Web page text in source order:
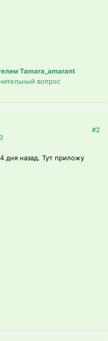
Tamara_amarant
вопрос
#2
назад. Тут приложу